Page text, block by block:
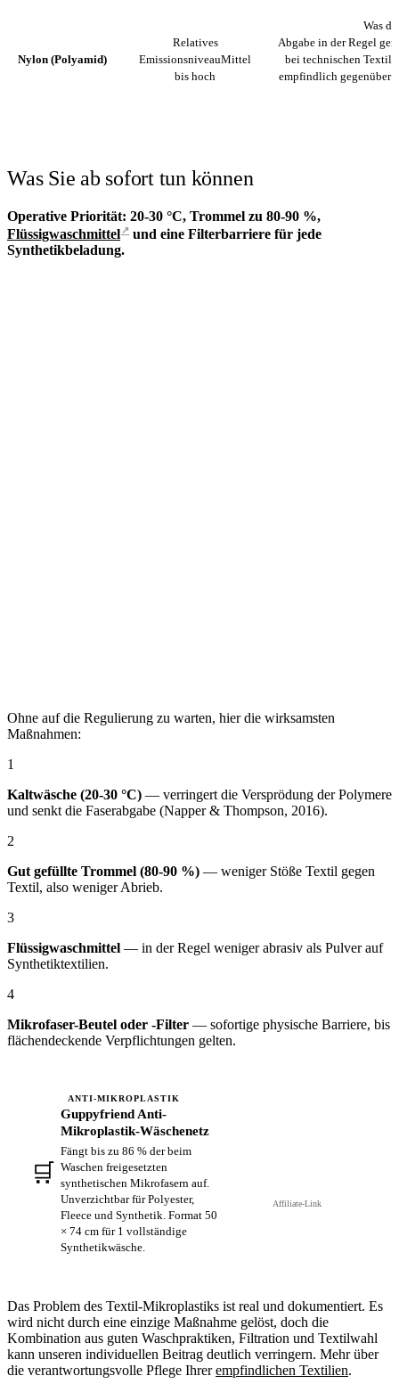
Nylon (Polyamid)
Relatives
EmissionsniveauMittel
bis hoch
Was
Abgabe in der Regel
bei technischen
empfindlich gegenüber
Was Sie ab sofort tun können
Operative Priorität: 20-30 °C, Trommel zu 80-90 %,
Flüssigwaschmittel ↗ und eine Filterbarriere für jede
Synthetikbeladung.
Ohne auf die Regulierung zu warten, hier die wirksamsten
Maßnahmen:
1
Kaltwäsche (20-30 °C) — verringert die Versprödung der Polymere
und senkt die Faserabgabe (Napper & Thompson, 2016).
2
Gut gefüllte Trommel (80-90 %) — weniger Stöße Textil gegen
Textil, also weniger Abrieb.
3
Flüssigwaschmittel — in der Regel weniger abrasiv als Pulver auf
Synthetiktextilien.
4
Mikrofaser-Beutel oder -Filter — sofortige physische Barriere, bis
flächendeckende Verpflichtungen gelten.
🛒
ANTI-MIKROPLASTIK
Guppyfriend Anti-
Mikroplastik-Wäschenetz
Fängt bis zu 86 % der beim
Waschen freigesetzten
synthetischen Mikrofasern auf.
Unverzichtbar für Polyester,
Fleece und Synthetik. Format 50
× 74 cm für 1 vollständige
Synthetikwäsche.
Affiliate-Link
Das Problem des Textil-Mikroplastiks ist real und dokumentiert. Es
wird nicht durch eine einzige Maßnahme gelöst, doch die
Kombination aus guten Waschpraktiken, Filtration und Textilwahl
kann unseren individuellen Beitrag deutlich verringern. Mehr über
die verantwortungsvolle Pflege Ihrerempfindlichen Textilien.